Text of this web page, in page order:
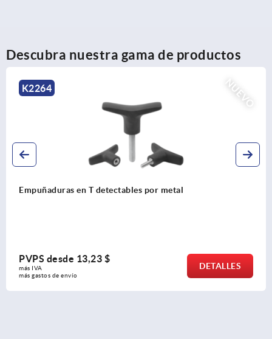
Descubra nuestra gama de productos
NUEVO
metal
DETALLES
Empuñaduras en T de
PVPS desde
más gastos de envío